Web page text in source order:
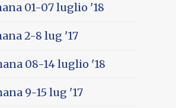
01-07 luglio '18
2-8 lug '17
08-14 luglio '18
9-15 lug '17